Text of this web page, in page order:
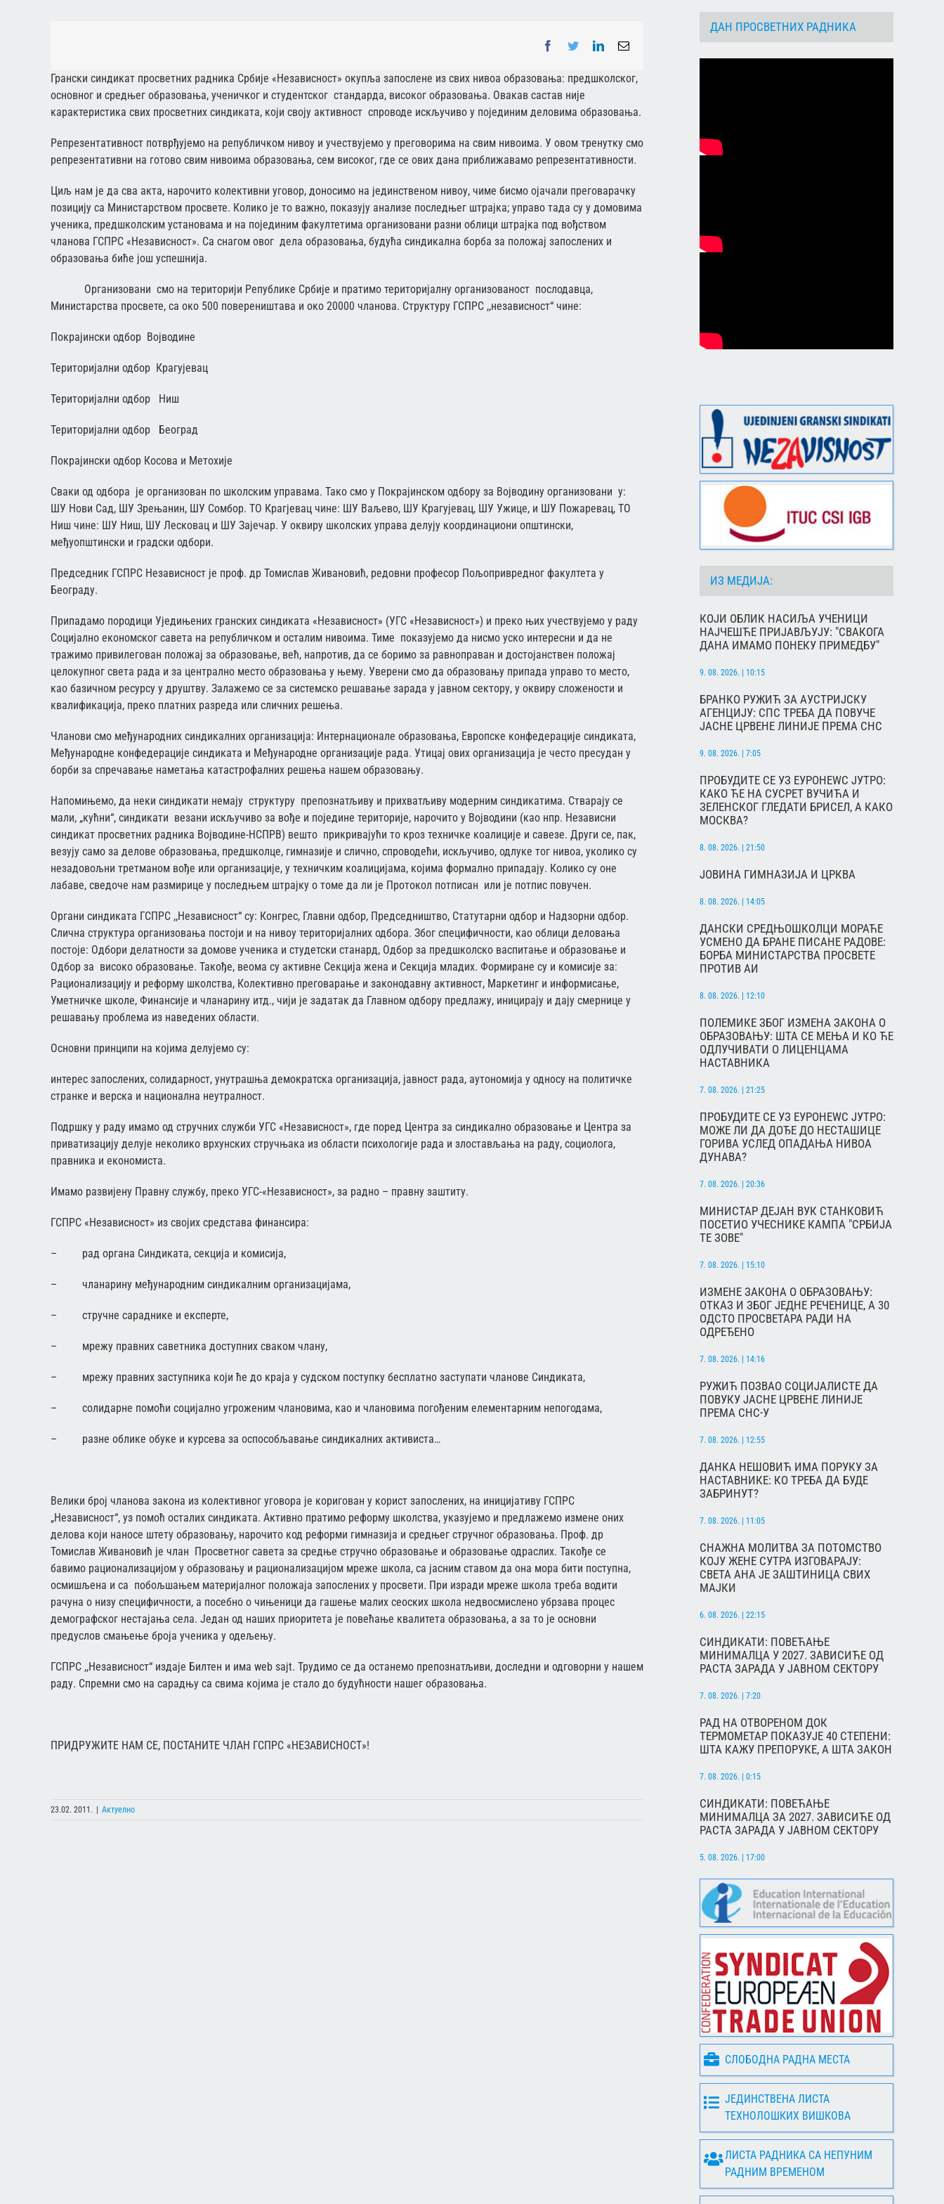
Facebook
TwitterLinkedInEmail
Грански синдикат просветних радника Србије «Независност» окупља запослене из свих нивоа образовања: предшколског,
основног и средњег образовања, ученичког и студентског стандарда, високог образовања. Овакав састав није
карактеристика свих просветних синдиката, који своју активност спроводе искључиво у појединим деловима образовања.
Репрезентативност потврђујемо на републичком нивоу и учествујемо у преговорима на свим нивоима. У овом тренутку смо
репрезентативни на готово свим нивоима образовања, сем високог, где се ових дана приближавамо репрезентативности.
Циљ нам је да сва акта, нарочито колективни уговор, доносимо на јединственом нивоу, чиме бисмо ојачали преговарачку
позицију са Министарством просвете. Колико је то важно, показују анализе последњег штрајка; управо тада су у домовима
ученика, предшколским установама и на појединим факултетима организовани разни облици штрајка под вођством
чланова ГСПРС «Независност». Са снагом овог дела образовања, будућа синдикална борба за положај запослених и
образовања биће још успешнија.
Организовани смо на територији Републике Србије и пратимо територијалну организованост послодавца,
Министарства просвете, са око 500 повереништава и око 20000 чланова. Структуру ГСПРС ,,независност“ чине:
Покрајински одбор Војводине
Територијални одбор Крагујевац
Територијални одбор Ниш
Територијални одбор Београд
Покрајински одбор Косова и Метохије
Сваки од одбора је организован по школским управама. Тако смо у Покрајинском одбору за Војводину организовани у:
ШУ Нови Сад, ШУ Зрењанин, ШУ Сомбор. ТО Крагјевац чине: ШУ Ваљево, ШУ Крагујевац, ШУ Ужице, и ШУ Пожаревац, ТО
Ниш чине: ШУ Ниш, ШУ Лесковац и ШУ Зајечар. У оквиру школских управа делују координациони општински,
међуопштински и градски одбори.
Председник ГСПРС Независност је проф. др Томислав Живановић, редовни професор Пољопривредног факултета у
Београду.
Припадамо породици Уједињених гранских синдиката «Независност» (УГС «Независност») и преко њих учествујемо у раду
Социјално економског савета на републичком и осталим нивоима. Тиме показујемо да нисмо уско интересни и да не
тражимо привилегован положај за образовање, већ, напротив, да се боримо за равноправан и достојанствен положај
целокупног света рада и за централно место образовања у њему. Уверени смо да образовању припада управо то место,
као базичном ресурсу у друштву. Залажемо се за системско решавање зарада у јавном сектору, у оквиру сложености и
квалификација, преко платних разреда или сличних решења.
Чланови смо међународних синдикалних организација: Интернационале образовања, Европске конфедерације синдиката,
Међународне конфедерације синдиката и Међународне организације рада. Утицај ових организација је често пресудан у
борби за спречавање наметања катастрофалних решења нашем образовању.
Напомињемо, да неки синдикати немају структуру препознатљиву и прихватљиву модерним синдикатима. Стварају се
мали, „кућни“, синдикати везани искључиво за вође и поједине територије, нарочито у Војводини (као нпр. Независни
синдикат просветних радника Војводине-НСПРВ) вешто прикривајући то кроз техничке коалиције и савезе. Други се, пак,
везују само за делове образовања, предшколце, гимназије и слично, спроводећи, искључиво, одлуке тог нивоа, уколико су
незадовољни третманом вође или организације, у техничким коалицијама, којима формално припадају. Колико су оне
лабаве, сведоче нам размирице у последњем штрајку о томе да ли је Протокол потписан или је потпис повучен.
Органи синдиката ГСПРС ,,Независност“ су: Конгрес, Главни одбор, Председништво, Статутарни одбор и Надзорни одбор.
Слична структура организовања постоји и на нивоу територијалних одбора. Због специфичности, као облици деловања
постоје: Одбори делатности за домове ученика и студетски станард, Одбор за предшколско васпитање и образовање и
Одбор за високо образовање. Такође, веома су активне Секција жена и Секција младих. Формиране су и комисије за:
Рационализацију и реформу школства, Колективно преговарање и законодавну активност, Маркетинг и информисање,
Уметничке школе, Финансије и чланарину итд., чији је задатак да Главном одбору предлажу, иницирају и дају смернице у
решавању проблема из наведених области.
Основни принципи на којима делујемо су:
интерес запослених, солидарност, унутрашња демократска организација, јавност рада, аутономија у односу на политичке
странке и верска и национална неутралност.
Подршку у раду имамо од стручних служби УГС «Независност», где поред Центра за синдикално образовање и Центра за
приватизацију делује неколико врхунских стручњака из области психологије рада и злостављања на раду, социолога,
правника и економиста.
Имамо развијену Правну службу, преко УГС-«Независност», за радно – правну заштиту.
ГСПРС «Независност» из својих средстава финансира:
– рад органа Синдиката, секција и комисија,
– чланарину међународним синдикалним организацијама,
– стручне сараднике и експерте,
– мрежу правних саветника доступних сваком члану,
– мрежу правних заступника који ће до краја у судском поступку бесплатно заступати чланове Синдиката,
– солидарне помоћи социјално угроженим члановима, као и члановима погођеним елементарним непогодама,
– разне облике обуке и курсева за оспособљавање синдикалних активиста…
Велики број чланова закона из колективног уговора је коригован у корист запослених, на иницијативу ГСПРС
„Независност“, уз помоћ осталих синдиката. Активно пратимо реформу школства, указујемо и предлажемо измене оних
делова који наносе штету образовању, нарочито код реформи гимназија и средњег стручног образовања. Проф. др
Томислав Живановић је члан Просветног савета за средње стручно образовање и образовање одраслих. Такође се
бавимо рационализацијом у образовању и рационализацијом мреже школа, са јасним ставом да она мора бити поступна,
осмишљена и са побољшањем материјалног положаја запослених у просвети. При изради мреже школа треба водити
рачуна о низу специфичности, а посебно о чињеници да гашење малих сеоских школа недвосмислено убрзава процес
демографског нестајања села. Један од наших приоритета је повећање квалитета образовања, а за то је основни
предуслов смањење броја ученика у одељењу.
ГСПРС ,,Независност“ издаје Билтен и има web sajt. Трудимо се да останемо препознатљиви, доследни и одговорни у нашем
раду. Спремни смо на сарадњу са свима којима је стало до будућности нашег образовања.
ПРИДРУЖИТЕ НАМ СЕ, ПОСТАНИТЕ ЧЛАН ГСПРС «НЕЗАВИСНОСТ»!
23.02. 2011. Актуелно
ДАН ПРОСВЕТНИХ РАДНИКА
ИЗ МЕДИЈА:
КОЈИ ОБЛИК НАСИЉА УЧЕНИЦИ
НАЈЧЕШЋЕ ПРИЈАВЉУЈУ: "СВАКОГА
ДАНА ИМАМО ПОНЕКУ ПРИМЕДБУ"
9. 08. 2026. | 10:15
БРАНКО РУЖИЋ ЗА АУСТРИЈСКУ
АГЕНЦИЈУ: СПС ТРЕБА ДА ПОВУЧЕ
ЈАСНЕ ЦРВЕНЕ ЛИНИЈЕ ПРЕМА СНС
9. 08. 2026. | 7:05
ПРОБУДИТЕ СЕ УЗ ЕУРОНЕWС ЈУТРО:
КАКО ЋЕ НА СУСРЕТ ВУЧИЋА И
ЗЕЛЕНСКОГ ГЛЕДАТИ БРИСЕЛ, А КАКО
МОСКВА?
8. 08. 2026. | 21:50
ЈОВИНА ГИМНАЗИЈА И ЦРКВА
8. 08. 2026. | 14:05
ДАНСКИ СРЕДЊОШКОЛЦИ МОРАЋЕ
УСМЕНО ДА БРАНЕ ПИСАНЕ РАДОВЕ:
БОРБА МИНИСТАРСТВА ПРОСВЕТЕ
ПРОТИВ АИ
8. 08. 2026. | 12:10
ПОЛЕМИКЕ ЗБОГ ИЗМЕНА ЗАКОНА О
ОБРАЗОВАЊУ: ШТА СЕ МЕЊА И КО ЋЕ
ОДЛУЧИВАТИ О ЛИЦЕНЦАМА
НАСТАВНИКА
7. 08. 2026. | 21:25
ПРОБУДИТЕ СЕ УЗ ЕУРОНЕWС ЈУТРО:
МОЖЕ ЛИ ДА ДОЂЕ ДО НЕСТАШИЦЕ
ГОРИВА УСЛЕД ОПАДАЊА НИВОА
ДУНАВА?
7. 08. 2026. | 20:36
МИНИСТАР ДЕЈАН ВУК СТАНКОВИЋ
ПОСЕТИО УЧЕСНИКЕ КАМПА "СРБИЈА
ТЕ ЗОВЕ"
7. 08. 2026. | 15:10
ИЗМЕНЕ ЗАКОНА О ОБРАЗОВАЊУ:
ОТКАЗ И ЗБОГ ЈЕДНЕ РЕЧЕНИЦЕ, А 30
ОДСТО ПРОСВЕТАРА РАДИ НА
ОДРЕЂЕНО
7. 08. 2026. | 14:16
РУЖИЋ ПОЗВАО СОЦИЈАЛИСТЕ ДА
ПОВУКУ ЈАСНЕ ЦРВЕНЕ ЛИНИЈЕ
ПРЕМА СНС-У
7. 08. 2026. | 12:55
ДАНКА НЕШОВИЋ ИМА ПОРУКУ ЗА
НАСТАВНИКЕ: КО ТРЕБА ДА БУДЕ
ЗАБРИНУТ?
7. 08. 2026. | 11:05
СНАЖНА МОЛИТВА ЗА ПОТОМСТВО
КОЈУ ЖЕНЕ СУТРА ИЗГОВАРАЈУ:
СВЕТА АНА ЈЕ ЗАШТИНИЦА СВИХ
МАЈКИ
6. 08. 2026. | 22:15
СИНДИКАТИ: ПОВЕЋАЊЕ
МИНИМАЛЦА У 2027. ЗАВИСИЋЕ ОД
РАСТА ЗАРАДА У ЈАВНОМ СЕКТОРУ
7. 08. 2026. | 7:20
РАД НА ОТВОРЕНОМ ДОК
ТЕРМОМЕТАР ПОКАЗУЈЕ 40 СТЕПЕНИ:
ШТА КАЖУ ПРЕПОРУКЕ, А ШТА ЗАКОН
7. 08. 2026. | 0:15
СИНДИКАТИ: ПОВЕЋАЊЕ
МИНИМАЛЦА ЗА 2027. ЗАВИСИЋЕ ОД
РАСТА ЗАРАДА У ЈАВНОМ СЕКТОРУ
5. 08. 2026. | 17:00
СЛОБОДНА РАДНА МЕСТА
ЈЕДИНСТВЕНА ЛИСТА
ТЕХНОЛОШКИХ ВИШКОВА
ЛИСТА РАДНИКА СА НЕПУНИМ
РАДНИМ ВРЕМЕНОМ